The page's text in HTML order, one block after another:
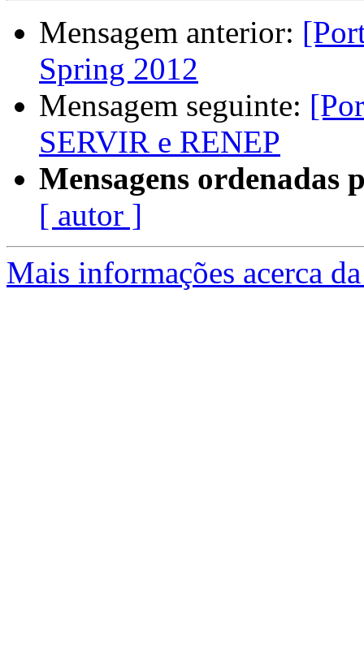
Mensagem anterior:
Spring 2012
Mensagem seguinte:
SERVIR e RENEP
Mensagens ordenadas
[ autor ]
Mais informações acerca